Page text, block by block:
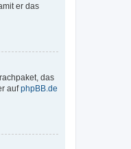
er das
das
aufphpBB.de